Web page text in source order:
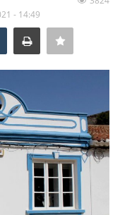
- 14:49